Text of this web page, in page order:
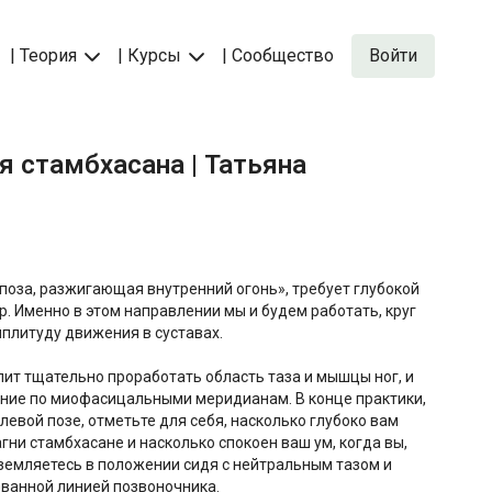
| Теория | Курсы | Сообщество Войти
стамбхасана | Татьяна
разжигающая внутренний огонь», требует глубокой
Именно в этом направлении мы и будем работать, круг
движения в суставах.
тщательно проработать область таза и мышцы ног, и
по миофасицальными меридианам. В конце практики,
позе, отметьте для себя, насколько глубоко вам
стамбхасане и насколько спокоен ваш ум, когда вы,
в положении сидя с нейтральным тазом и
линией позвоночника.